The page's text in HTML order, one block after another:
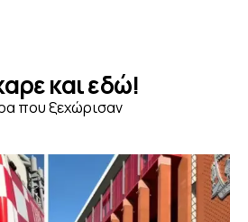
και εδώ!
που ξεχώρισαν